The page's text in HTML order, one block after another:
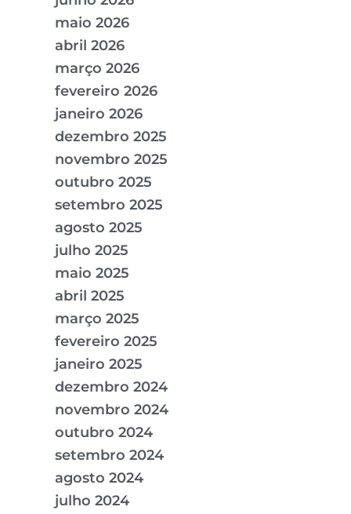
maio 2026
abril 2026
março 2026
fevereiro 2026
janeiro 2026
dezembro 2025
novembro 2025
outubro 2025
setembro 2025
agosto 2025
julho 2025
maio 2025
abril 2025
março 2025
fevereiro 2025
janeiro 2025
dezembro 2024
novembro 2024
outubro 2024
setembro 2024
agosto 2024
julho 2024